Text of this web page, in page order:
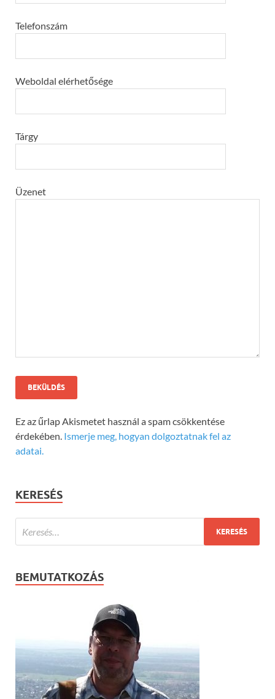
Telefonszám
Weboldal elérhetősége
Tárgy
Üzenet
Ez az űrlap Akismetet használ a spam csökkentése
érdekében. Ismerje meg, hogyan dolgoztatnak fel az
adatai.
KERESÉS
BEMUTATKOZÁS